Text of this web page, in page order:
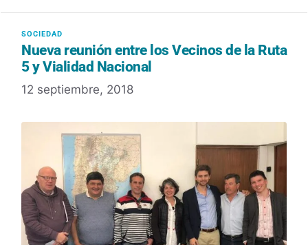
Nueva reunión entre los Vecinos de la Ruta
5 y Vialidad Nacional
12 septiembre, 2018